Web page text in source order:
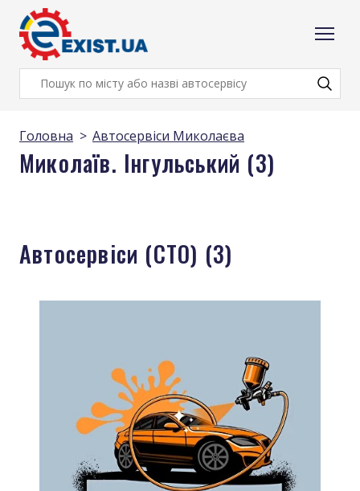
Головна Автосервіси Миколаєва
Миколаїв. Iнгульський (3)
Автосервіси (СТО) (3)